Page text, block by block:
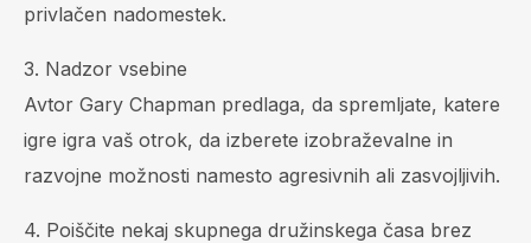
privlačen nadomestek.
3. Nadzor vsebine
Avtor Gary Chapman predlaga, da spremljate, katere
igre igra vaš otrok, da izberete izobraževalne in
razvojne možnosti namesto agresivnih ali zasvojljivih.
4. Poiščite nekaj skupnega družinskega časa brez